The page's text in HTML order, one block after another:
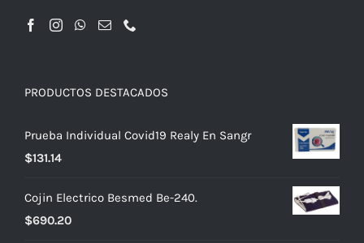
PRODUCTOS DESTACADOS
Prueba Individual Covid19 Realy En Sangr
$131.14
Cojin Electrico Besmed Be-240.
$690.20